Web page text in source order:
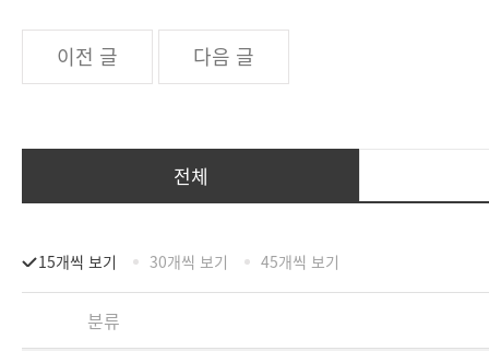
이전 글 다음 글
전체
15개씩 보기 30개씩 보기 45개씩 보기
분류